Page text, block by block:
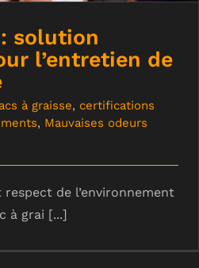
solution
l’entretien de
à graisse, certifications
, Mauvaises odeurs
de l’environnement
à grai [...]